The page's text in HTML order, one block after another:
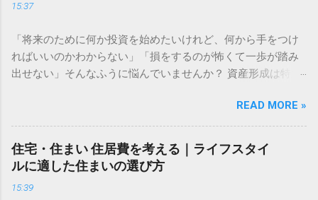
15:37
「将来のために何か投資を始めたいけれど、何から手をつけ
ればいいのかわからない」「損をするのが怖くて一歩が踏み
出せない」そんなふうに悩んでいませんか？ 資産形成は特別
組みを正しく理解し、自分に合ったペースで長く続けること
です。この記事では、資産形成をこれから始める方に向け
た、失敗しないための基礎知識と、無理なく続けるための考
え方をわかりやすく解説します。 資産運用はなぜ必要なのか
多くの人が「預金だけで十分ではないの？」と考えがちです
が、現代において資産運用は、豊かな生活を送るための「守
READ MORE »
住宅・住まい 住居費を考える｜ライフスタイ
ルに適した住まいの選び方
15:39